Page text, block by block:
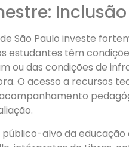
São Paulo investe
estudantes têm
ou das condições de
O acesso a recursos
alvo da